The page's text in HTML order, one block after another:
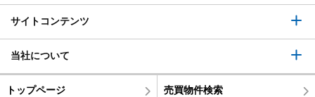
サイトコンテンツ
当社について
トップページ 売買物件検索